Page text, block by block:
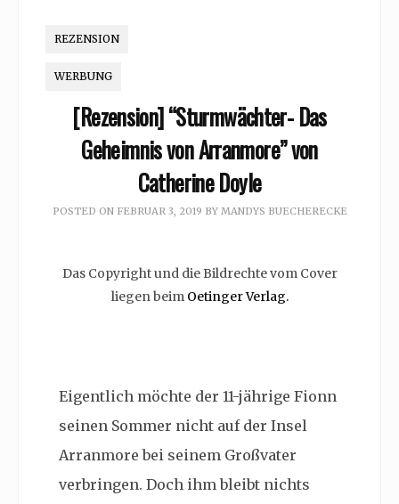
REZENSION
WERBUNG
[Rezension] “Sturmwächter- Das
Geheimnis von Arranmore” von
Catherine Doyle
POSTED ON FEBRUAR 3, 2019 BY MANDYS BUECHERECKE
Das Copyright und die Bildrechte vom Cover
liegen beim Oetinger Verlag.
Eigentlich möchte der 11-jährige Fionn
seinen Sommer nicht auf der Insel
Arranmore bei seinem Großvater
verbringen. Doch ihm bleibt nichts